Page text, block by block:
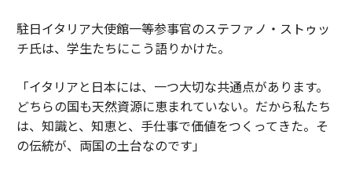
駐日イタリア大使館一等参事官のステファノ・ストゥッ
チ氏は、学生たちにこう語りかけた。
「イタリアと日本には、一つ大切な共通点があります。
どちらの国も天然資源に恵まれていない。だから私たち
は、知識と、知恵と、手仕事で価値をつくってきた。そ
の伝統が、両国の土台なのです」